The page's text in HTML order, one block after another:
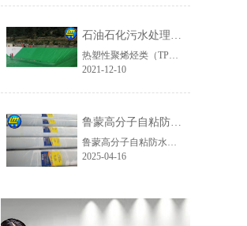
石油石化污水处理厂防腐工程-鲁蒙TPO土工膜（防渗膜）
热塑性聚烯烃类（TPO）土工膜（防渗膜）是一种以乙烯树脂为基料，采用聚合技术和特定配方制成的片状热塑性橡胶弹性防水材料，是近几年在美国和欧洲盛行的一种新材料，配料中不含增塑剂，不存在增塑剂迁移而变脆。具有拉伸强度大、耐穿性好，抗紫外线强，表面光滑、高反射率且耐污染等综合特点。易加工，可焊接、施工方便，完全回收，绿色环保的新型防水材料。
2021-12-10
鲁蒙高分子自粘防水卷材在管廊防水工程中是怎样施工的
鲁蒙高分子自粘防水卷材由高分子片材、自粘胶料、隔离膜组成，该卷材集高分子防水卷材和自粘防水卷材优点于一身，不仅具有很高的耐候性、耐高低温、抗穿刺、自愈等性能，通过预铺反粘或湿铺工艺均能实现与混凝土结构牢固粘结，防止“窜水”现象的发生，有效提高防水系统的可靠性。下面，大家就随着鲁蒙防水小编来看一......
2025-04-16